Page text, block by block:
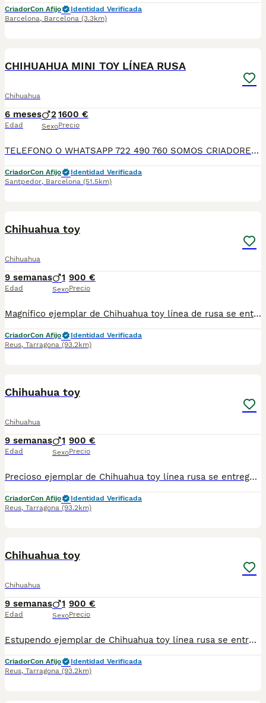
CriadorCon Afijo
Identidad Verificada
Barcelona, Barcelona (3.3km)
CHIHUAHUA MINI TOY LÍNEA RUSA
Chihuahua
6 meses
Edad
2
Sexo
1600 €
Precio
TELEFONO O WHATSAPP 722 490 760 SOMOS CRIADORES DIRECTOS SIN INTERMEDIARIOS! MAS DE 20 AÑOS EN EL SECTOR NOS AVALAN, VALORANDO NO SOLO LA CRIA RESPONSABLE SI NO TAMBIEN LA SELECCIÓN PARA MEJORAR LA RAZA DURANTE TODOS ESTOS AÑOS. NUESTROS CACHORROS SE ENTREGAN PREVIAMENTE REVISADOS POR UN VETERINARIO PROFESIONAL Y BAJO LOS MAS ESTRICTOS CONTROLES DE SALUD, HACEMOS HINCAPIÉ EN SU SOCIABILIZACIÓN PARA SU CORRECTO DESARROLLO NEUROLOGICO! Y OS ASESORAMOS ANTES DURANTE Y DESPUES DE LA ENTREGA PARA QUE TODO SEA LO MAS AFABLE Y FACIL POSIBLE DURANTE LA ADAPTACION! NUESTROS BEBE SE ENTREGAN A PARTIR DE LOS DOS MESES CON SUS VACUNAS AL DIA, DESPARASITADOS Y CON GARANTIAS DE SALUD, MICROCHIP Y CARTILLA DE VACUNACION! SI BUSCAS UN COMPAÑERO SANO Y EQUILIBRADO ESTE ES EL LUGAR, TE ASESORAREMOS DURANTE TODO EL PROCESO NO DUDES EN CONSULTAR POR NUESTROS PEQUES AL 722 490 760
CriadorCon Afijo
Identidad Verificada
Santpedor, Barcelona (51.5km)
Chihuahua toy
Chihuahua
9 semanas
Edad
1
Sexo
900 €
Precio
Magnífico ejemplar de Chihuahua toy línea de rusa se entregan con sus vacuna correspondiente a su edad desparasitado cartilla y microchip listo para entregar.
CriadorCon Afijo
Identidad Verificada
Reus, Tarragona (93.2km)
Chihuahua toy
Chihuahua
9 semanas
Edad
1
Sexo
900 €
Precio
Precioso ejemplar de Chihuahua toy línea rusa se entrega con sus vacunas correspondientes a su edades para citado cartilla y microchip incorporado listo para su entrega.
CriadorCon Afijo
Identidad Verificada
Reus, Tarragona (93.2km)
Chihuahua toy
Chihuahua
9 semanas
Edad
1
Sexo
900 €
Precio
Estupendo ejemplar de Chihuahua toy línea rusa se entregan con sus vacunas correspondientes a su edad desparasitado su cartilla y microchip incorporado listo para su entrega.
CriadorCon Afijo
Identidad Verificada
Reus, Tarragona (93.2km)